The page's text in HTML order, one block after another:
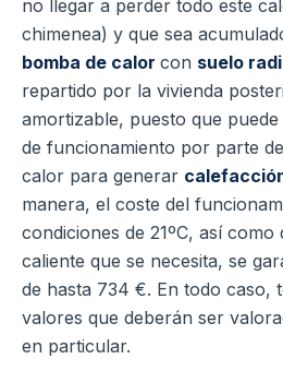
no llegar a perder todo este
chimenea) y que sea
bomba de calor con suelo
repartido por la vivienda
amortizable, puesto que
de funcionamiento por parte
calor para generar
manera, el coste del
condiciones de 21ºC, así como
caliente que se necesita, se
de hasta 734 €. En todo caso,
valores que deberán ser
en particular.